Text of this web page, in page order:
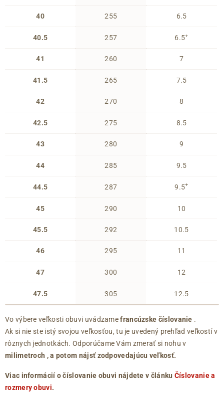
40
40.5
41
41.5
42
42.5
43
44
44.5
45
45.5
46
47
47.5
255
257
260
265
270
275
280
285
287
290
292
295
300
305
6.5
6.5+
7
7.5
8
8.5
9
9.5
9.5+
10
10.5
11
12
12.5
Vo výbere veľkosti obuvi uvádzamefrancúzske číslovanie .
Ak si nie ste istý svojou veľkosťou, tu je uvedený prehľad veľkostí v
rôznych jednotkách. Odporúčame Vám zmerať si nohu v
milimetroch , a potom nájsť zodpovedajúcu veľkosť.
Viac informácií o číslovanie obuvi nájdete v článku Číslovanie a
rozmery obuvi.